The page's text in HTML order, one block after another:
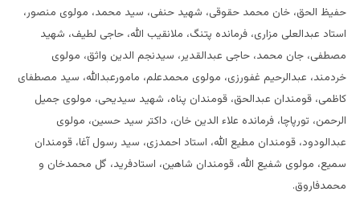
حفیظ الحق، خان محمد حقوقی، شهید حنفی، سید محمد، مولوی منصور،
استاد عبدالعلی مزاری، فرمانده پتنگ، ملانقیب الله، حاجی لطیف، شهید
مصطفی، جان محمد، حاجی عبدالقدیر، سیدنجم الدین واثق، مولوی
خردمند، عبدالرحیم غفورزی، مولوی محمدعلم، مامورعبدالله، سید مصطفای
کاظمی، قومندان عبدالحق، قومندان پناه، شهید سیدیحی، مولوی جمیل
الرحمن، تورپاچا، فرمانده علاء الدین خان، داکتر سید حسین، مولوی
عبدالودود، قومندان مطیع الله، استاد احمدزی، سید رسول آغا، قومندان
سمیع، مولوی شفیع الله، قومندان شاهین، استادفرید، گل محمدخان و
محمدفاروق.